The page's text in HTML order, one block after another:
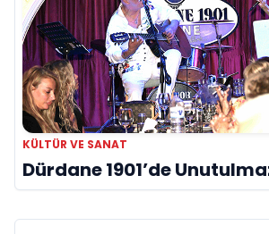
KÜLTÜR VE SANAT
Dürdane 1901’de